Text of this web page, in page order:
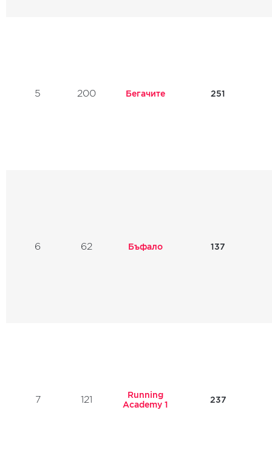
5 200 Бегачите 251
6 62 Бъфало 137
7 121
Running
Academy 1
237